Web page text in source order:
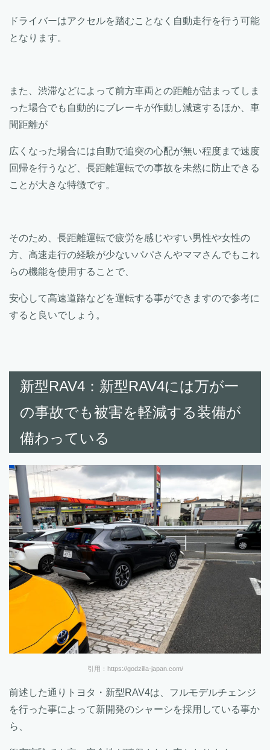
ドライバーはアクセルを踏むことなく自動走行を行う可能
となります。
また、渋滞などによって前方車両との距離が詰まってしま
った場合でも自動的にブレーキが作動し減速するほか、車
間距離が
広くなった場合には自動で追突の心配が無い程度まで速度
回帰を行うなど、長距離運転での事故を未然に防止できる
ことが大きな特徴です。
そのため、長距離運転で疲労を感じやすい男性や女性の
方、高速走行の経験が少ないパパさんやママさんでもこれ
らの機能を使用することで、
安心して高速道路などを運転する事ができますので参考に
すると良いでしょう。
新型RAV4：新型RAV4には万が一
の事故でも被害を軽減する装備が
備わっている
引用：https://godzilla-japan.com/
前述した通りトヨタ・新型RAV4は、フルモデルチェンジ
を行った事によって新開発のシャーシを採用している事か
ら、